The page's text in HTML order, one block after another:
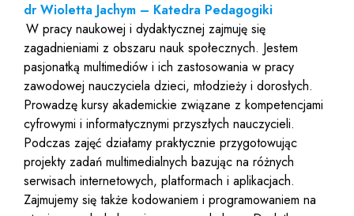
dr Wioletta Jachym – Katedra Pedagogiki
W pracy naukowej i dydaktycznej zajmuję się
zagadnieniami z obszaru nauk społecznych. Jestem
pasjonatką multimediów i ich zastosowania w pracy
zawodowej nauczyciela dzieci, młodzieży i dorosłych.
Prowadzę kursy akademickie związane z kompetencjami
cyfrowymi i informatycznymi przyszłych nauczycieli.
Podczas zajęć działamy praktycznie przygotowując
projekty zadań multimedialnych bazując na różnych
serwisach internetowych, platformach i aplikacjach.
Zajmujemy się także kodowaniem i programowaniem na